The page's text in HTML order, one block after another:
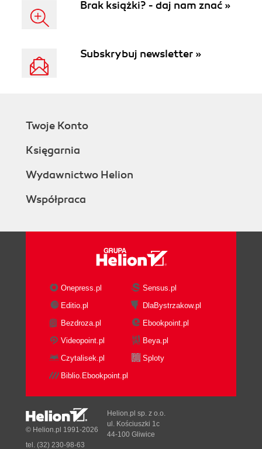
Brak książki? - daj nam znać »
Subskrybuj newsletter »
Twoje Konto
Księgarnia
Wydawnictwo Helion
Współpraca
Onepress.pl
Sensus.pl
Editio.pl
DlaBystrzakow.pl
Bezdroza.pl
Ebookpoint.pl
Videopoint.pl
Beya.pl
Czytalisek.pl
Sploty
Biblio.Ebookpoint.pl
© Helion.pl 1991-2026
Helion.pl sp. z o.o.
ul. Kościuszki 1c
44-100 Gliwice
tel. (32) 230-98-63